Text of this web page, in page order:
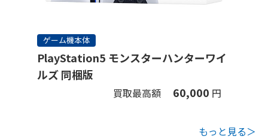
ゲーム機本体
PlayStation5 モンスターハンターワイ
ルズ 同梱版
買取最高額 60,000 円
もっと見る＞